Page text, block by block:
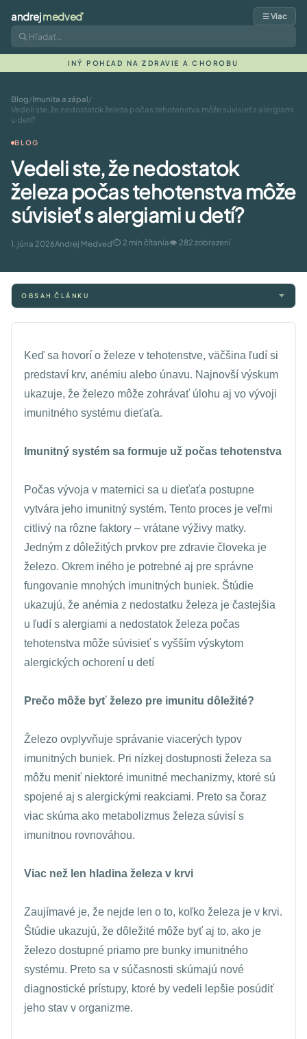
andrejmedveď ☰ Viac
INÝ POHĽAD NA ZDRAVIE A CHOROBU
Blog/Imunita a zápal/
Vedeli ste, že nedostatok železa počas tehotenstva môže súvisieť s alergiami
u detí?
BLOG
Vedeli ste, že nedostatok
železa počas tehotenstva môže
súvisieť s alergiami u detí?
1. júna 2026Andrej Medveď⏱ 2 min čítania👁 282 zobrazení
OBSAH ČLÁNKU
Keď sa hovorí o železe v tehotenstve, väčšina ľudí si
predstaví krv, anémiu alebo únavu. Najnovší výskum
ukazuje, že železo môže zohrávať úlohu aj vo vývoji
imunitného systému dieťaťa.
Imunitný systém sa formuje už počas tehotenstva
Počas vývoja v maternici sa u dieťaťa postupne
vytvára jeho imunitný systém. Tento proces je veľmi
citlivý na rôzne faktory – vrátane výživy matky.
Jedným z dôležitých prvkov pre zdravie človeka je
železo. Okrem iného je potrebné aj pre správne
fungovanie mnohých imunitných buniek. Štúdie
ukazujú, že anémia z nedostatku železa je častejšia
u ľudí s alergiami a nedostatok železa počas
tehotenstva môže súvisieť s vyšším výskytom
alergických ochorení u detí
Prečo môže byť železo pre imunitu dôležité?
Železo ovplyvňuje správanie viacerých typov
imunitných buniek. Pri nízkej dostupnosti železa sa
môžu meniť niektoré imunitné mechanizmy, ktoré sú
spojené aj s alergickými reakciami. Preto sa čoraz
viac skúma ako metabolizmus železa súvisí s
imunitnou rovnováhou.
Viac než len hladina železa v krvi
Zaujímavé je, že nejde len o to, koľko železa je v krvi.
Štúdie ukazujú, že dôležité môže byť aj to, ako je
železo dostupné priamo pre bunky imunitného
systému. Preto sa v súčasnosti skúmajú nové
diagnostické prístupy, ktoré by vedeli lepšie posúdiť
jeho stav v organizme.